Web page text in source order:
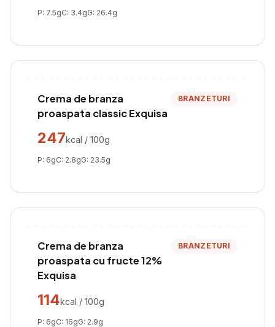
P: 7.5gC: 3.4gG: 26.4g
Crema de branza
proaspata classic Exquisa
BRANZETURI
247kcal / 100g
P: 6gC: 2.8gG: 23.5g
Crema de branza
proaspata cu fructe 12%
Exquisa
BRANZETURI
114kcal / 100g
P: 6gC: 16gG: 2.9g